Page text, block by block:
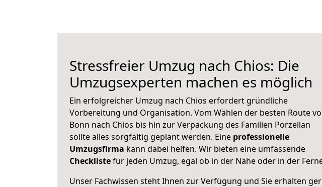
Stressfreier Umzug nach Chios: Die
Umzugsexperten machen es möglich
Ein erfolgreicher Umzug nach Chios erfordert gründliche
Vorbereitung und Organisation. Vom Wählen der besten Route
Bonn nach Chios bis hin zur Verpackung des Familien Porzellan
sollte alles sorgfältig geplant werden. Eine professionelle
Umzugsfirma kann dabei helfen. Wir bieten eine umfassende
Checklistefür jeden Umzug, egal ob in der Nähe oder in der
Unser Fachwissen steht Ihnen zur Verfügung und Sie erhalten